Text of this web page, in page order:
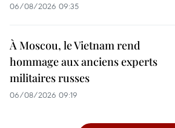
06/08/2026 09:35
À Moscou, le Vietnam rend
hommage aux anciens experts
militaires russes
06/08/2026 09:19